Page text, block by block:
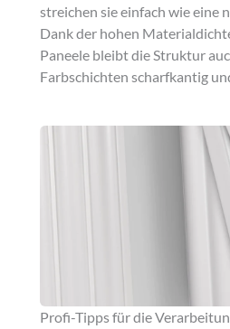
streichen sie einfach wie eine
Dank der hohen
Paneele bleibt die Struktur
Farbschichten scharfkantig
Profi-Tipps für die